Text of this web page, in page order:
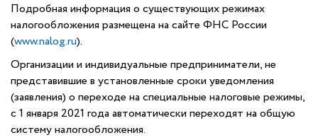
Подробная информация о существующих режимах
налогообложения размещена на сайте ФНС России
(www.nalog.ru).
Организации и индивидуальные предприниматели, не
представившие в установленные сроки уведомления
(заявления) о переходе на специальные налоговые режимы,
с 1 января 2021 года автоматически переходят на общую
систему налогообложения.